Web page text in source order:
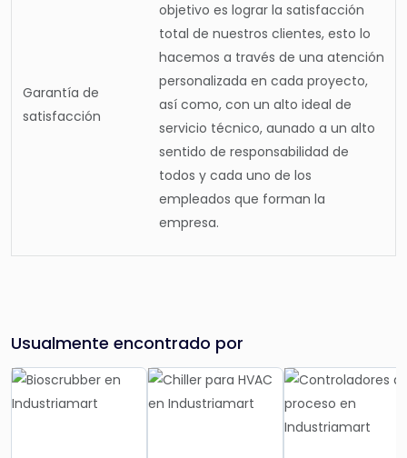
Garantía de
satisfacción
objetivo es lograr la satisfacción
total de nuestros clientes, esto lo
hacemos a través de una atención
personalizada en cada proyecto,
así como, con un alto ideal de
servicio técnico, aunado a un alto
sentido de responsabilidad de
todos y cada uno de los
empleados que forman la
empresa.
Usualmente encontrado por